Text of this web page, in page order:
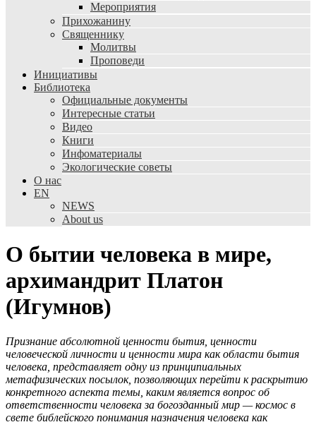
Мероприятия
Прихожанину
Священнику
Молитвы
Проповеди
Инициативы
Библиотека
Официальные документы
Интересные статьи
Видео
Книги
Инфоматериалы
Экологические советы
О нас
EN
NEWS
About us
О бытии человека в мире,
архимандрит Платон
(Игумнов)
Признание абсолютной ценности бытия, ценности
человеческой личности и ценности мира как области бытия
человека, представляет одну из принципиальных
метафизических посылок, позволяющих перейти к раскрытию
конкретного аспекта темы, каким является вопрос об
ответственности человека за богозданный мир — космос в
свете библейского понимания назначения человека как